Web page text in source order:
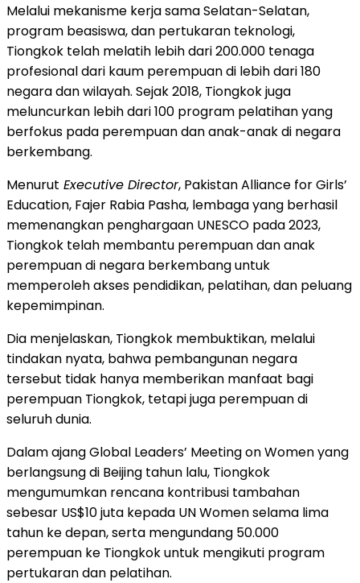
Melalui mekanisme kerja sama Selatan-Selatan,
program beasiswa, dan pertukaran teknologi,
Tiongkok telah melatih lebih dari 200.000 tenaga
profesional dari kaum perempuan di lebih dari 180
negara dan wilayah. Sejak 2018, Tiongkok juga
meluncurkan lebih dari 100 program pelatihan yang
berfokus pada perempuan dan anak-anak di negara
berkembang.
Menurut Executive Director, Pakistan Alliance for Girls’
Education, Fajer Rabia Pasha, lembaga yang berhasil
memenangkan penghargaan UNESCO pada 2023,
Tiongkok telah membantu perempuan dan anak
perempuan di negara berkembang untuk
memperoleh akses pendidikan, pelatihan, dan peluang
kepemimpinan.
Dia menjelaskan, Tiongkok membuktikan, melalui
tindakan nyata, bahwa pembangunan negara
tersebut tidak hanya memberikan manfaat bagi
perempuan Tiongkok, tetapi juga perempuan di
seluruh dunia.
Dalam ajang Global Leaders’ Meeting on Women yang
berlangsung di Beijing tahun lalu, Tiongkok
mengumumkan rencana kontribusi tambahan
sebesar US$10 juta kepada UN Women selama lima
tahun ke depan, serta mengundang 50.000
perempuan ke Tiongkok untuk mengikuti program
pertukaran dan pelatihan.